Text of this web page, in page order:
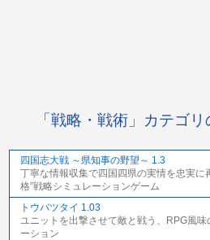
「戦略・戦術」カテゴ
四国志大戦 ～県知事の野望～ 1.3
丁寧な情報収集で四国四県の実情を忠実に
格”戦略シミュレーションゲーム
トウバツタイ 1.03
ユニットを出撃させて敵と戦う、RPG風味
ーション